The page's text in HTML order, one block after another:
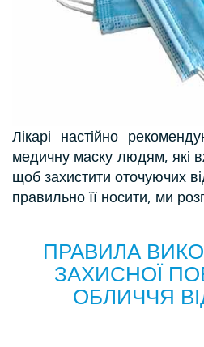
Лікарі настійно
медичну маску людям, які
щоб захистити оточуючих
правильно її носити, ми
ПРАВИЛА
ЗАХИСНОЇ
ОБЛИЧЧЯ